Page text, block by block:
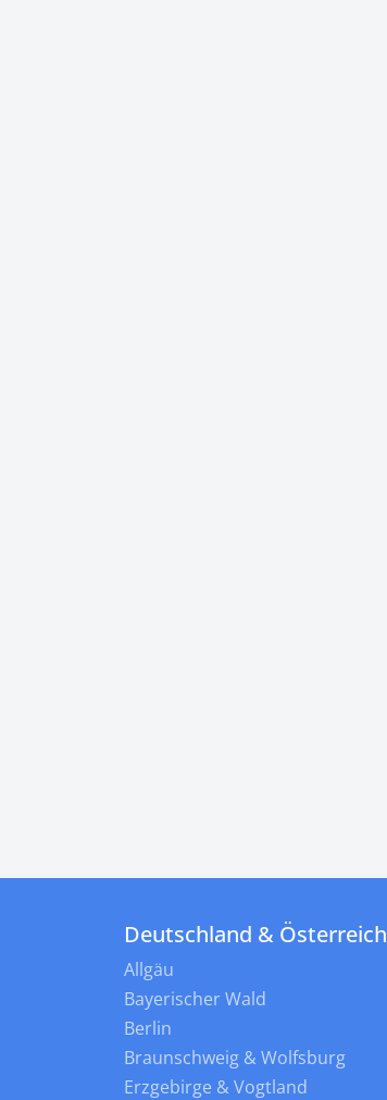
Deutschland & Österreich
Allgäu
Bayerischer Wald
Berlin
Braunschweig & Wolfsburg
Erzgebirge & Vogtland